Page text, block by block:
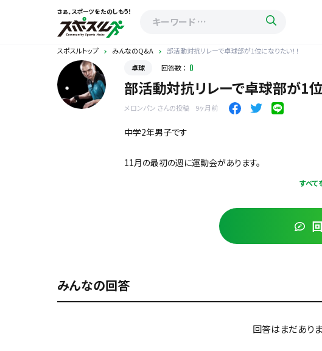
さぁ、スポーツをたのしもう！
スポスルトップ みんなのQ&A 部活動対抗リレーで卓球部が1位になりたい！！
卓球 回答数 ： 0
部活動対抗リレーで卓球部が1位
メロンパン さんの投稿 9ヶ月前
中学2年男子です
11月の最初の週に運動会があります。
男子卓球部は僕も含めみんな体が細くて華奢で、身長
正直、剣道部や柔道部よりは足が速いし、負けない思
男子卓球部は他の部活動から笑い者にされています…
みんなの回答
回答はまだありま